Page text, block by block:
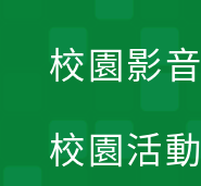
校園影音
校園活動